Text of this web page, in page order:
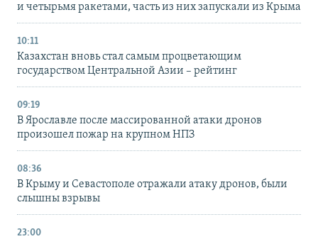
и четырьмя ракетами, часть из них запускали из Крыма
10:11
Казахстан вновь стал самым процветающим
государством Центральной Азии – рейтинг
09:19
В Ярославле после массированной атаки дронов
произошел пожар на крупном НПЗ
08:36
В Крыму и Севастополе отражали атаку дронов, были
слышны взрывы
23:00